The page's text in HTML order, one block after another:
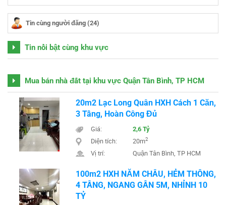
Tin cùng người đăng (24)
Tin nổi bật cùng khu vực
Mua bán nhà đất tại khu vực Quận Tân Bình, TP HCM
20m2 Lạc Long Quân HXH Cách 1 Căn,
3 Tầng, Hoàn Công Đủ
Giá: 2,6 Tỷ
Diện tích: 20m2
Vị trí: Quận Tân Bình, TP HCM
100m2 HXH NĂM CHÂU, HẺM THÔNG,
4 TẦNG, NGANG GẦN 5M, NHỈNH 10
TỶ